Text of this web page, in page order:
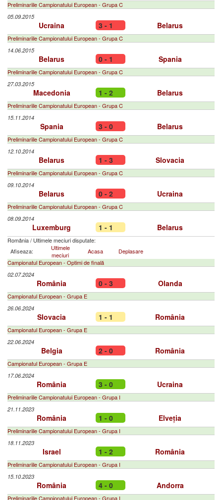
Preliminariile Campionatului European - Grupa C
05.09.2015
Ucraina 3 - 1 Belarus
Preliminariile Campionatului European - Grupa C
14.06.2015
Belarus 0 - 1 Spania
Preliminariile Campionatului European - Grupa C
27.03.2015
Macedonia 1 - 2 Belarus
Preliminariile Campionatului European - Grupa C
15.11.2014
Spania 3 - 0 Belarus
Preliminariile Campionatului European - Grupa C
12.10.2014
Belarus 1 - 3 Slovacia
Preliminariile Campionatului European - Grupa C
09.10.2014
Belarus 0 - 2 Ucraina
Preliminariile Campionatului European - Grupa C
08.09.2014
Luxemburg 1 - 1 Belarus
România/ Ultimele meciuri disputate:
Afiseaza:
Ultimele
meciuri
Acasa
Deplasare
Campionatul European - Optimi de finală
02.07.2024
România 0 - 3 Olanda
Campionatul European - Grupa E
26.06.2024
Slovacia 1 - 1 România
Campionatul European - Grupa E
22.06.2024
Belgia 2 - 0 România
Campionatul European - Grupa E
17.06.2024
România 3 - 0 Ucraina
Preliminariile Campionatului European - Grupa I
21.11.2023
România 1 - 0 Elveția
Preliminariile Campionatului European - Grupa I
18.11.2023
Israel 1 - 2 România
Preliminariile Campionatului European - Grupa I
15.10.2023
România 4 - 0 Andorra
Preliminariile Campionatului European - Grupa I